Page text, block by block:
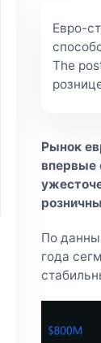
Евро-
The
Рынок
впервые
По
года